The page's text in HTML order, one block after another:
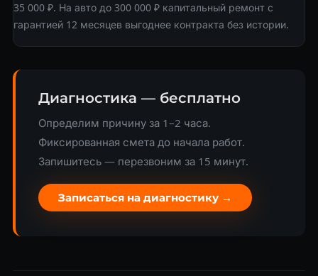
35 000 ₽. На авто до 300 000 ₽ капитальный ремонт с
гарантией 12 месяцев выгоднее контракта без истории.
Диагностика — бесплатно
Определим причину за 1–2 часа.
Фиксированная смета до начала работ.
Запишитесь — перезвоним за 15 минут.
Записаться на диагностику →